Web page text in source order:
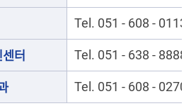
Tel. 051 - 608 - 0113,
터 Tel. 051 - 638 - 8888
Tel. 051 - 608 - 0270